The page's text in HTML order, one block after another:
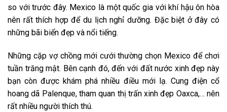
so với trước đây. Mexico là một quốc gia với khí hậu ôn hòa
nên rất thích hợp để du lịch nghỉ dưỡng. Đặc biệt ở đây có
những bãi biển đẹp và nổi tiếng.
Những cặp vợ chồng mới cưới thường chọn Mexico để chơi
tuần trăng mật. Bên cạnh đó, đến với đất nước xinh đẹp này
bạn còn được khám phá nhiều điều mới lạ. Cung điện cổ
hoang dã Palenque, tham quan thị trấn xinh đẹp Oaxca,… nên
rất nhiều người thích thú.